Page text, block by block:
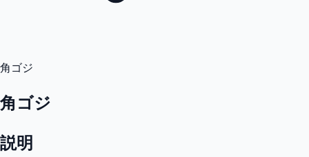
角ゴジ
角ゴジ
説明